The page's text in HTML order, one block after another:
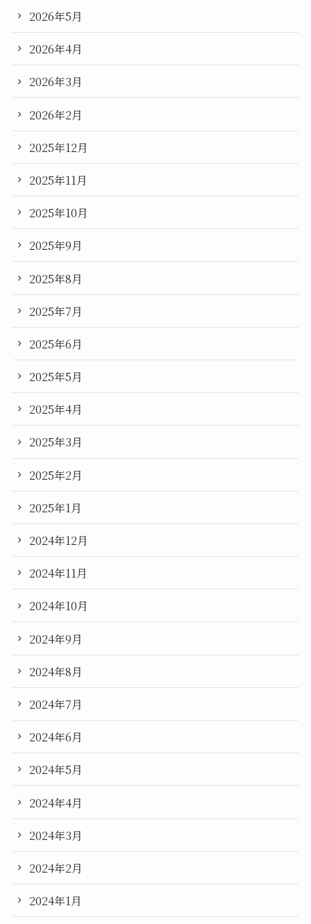
2026年5月
2026年4月
2026年3月
2026年2月
2025年12月
2025年11月
2025年10月
2025年9月
2025年8月
2025年7月
2025年6月
2025年5月
2025年4月
2025年3月
2025年2月
2025年1月
2024年12月
2024年11月
2024年10月
2024年9月
2024年8月
2024年7月
2024年6月
2024年5月
2024年4月
2024年3月
2024年2月
2024年1月